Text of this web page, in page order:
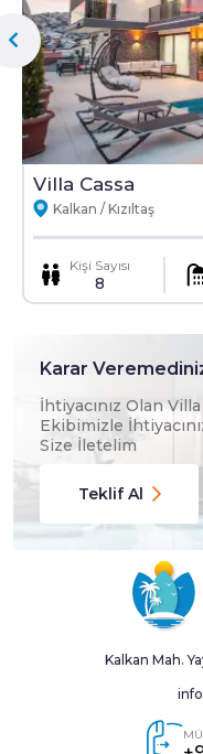
Ekstra Yatak
Mama Sandalyesi
Villa Cassa
Kalkan / Kızıltaş
Kişi Sayısı
8
Karar
İhtiyacınız Olan
Ekibimizle
Size İletelim
Teklif Al
Kalkan Mah.